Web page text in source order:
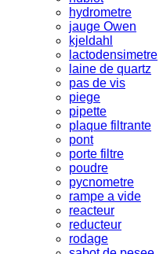
hydrometre
jauge Owen
kjeldahl
lactodensimetre
laine de quartz
pas de vis
piege
pipette
plaque filtrante
pont
porte filtre
poudre
pycnometre
rampe a vide
reacteur
reducteur
rodage